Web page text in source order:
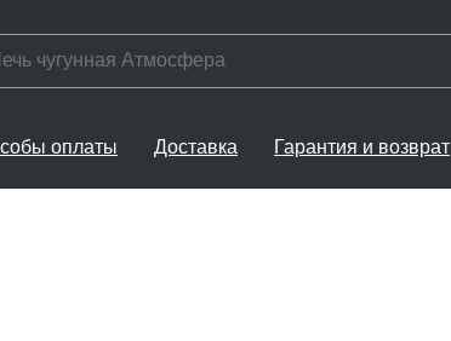
оплаты Доставка Гарантия и возврат